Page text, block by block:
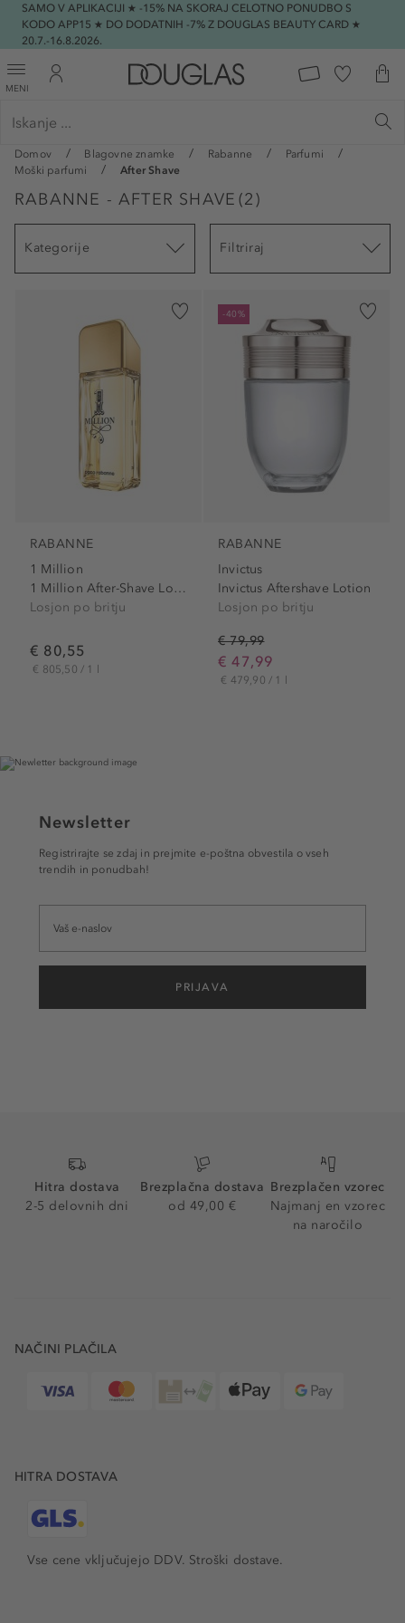
SAMO V APLIKACIJI ★ -15% NA SKORAJ CELOTNO PONUDBO S
KODO APP15 ★ DO DODATNIH -7% Z DOUGLAS BEAUTY CARD ★
20.7.-16.8.2026.
MENI
Domov Blagovne znamke Rabanne
Parfumi
Moški parfumi
After Shave
RABANNE - AFTER SHAVE (2)
Kategorije Filtriraj
RABANNE
1 Million
1 Million After-Shave Lotion
Losjon po britju
€ 80,55
€ 805,50 / 1 l
-40%
RABANNE
Invictus
Invictus Aftershave Lotion
Losjon po britju
€ 79,99
€ 47,99
€ 479,90 / 1 l
Newsletter
Registrirajte se zdaj in prejmite e-poštna obvestila o vseh
trendih in ponudbah!
PRIJAVA
Hitra dostava
2-5 delovnih dni
Brezplačna dostava
od 49,00 €
Brezplačen vzorec
Najmanj en vzorec
na naročilo
NAČINI PLAČILA
HITRA DOSTAVA
Vse cene vključujejo DDV. Stroški dostave.